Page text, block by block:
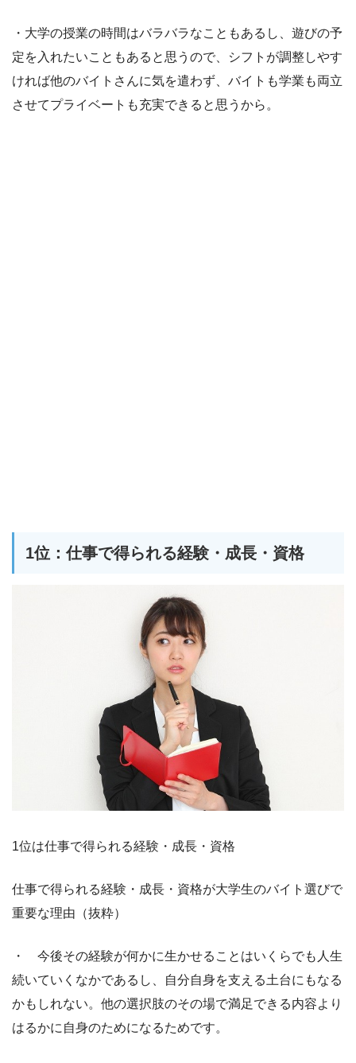
・大学の授業の時間はバラバラなこともあるし、遊びの予
定を入れたいこともあると思うので、シフトが調整しやす
ければ他のバイトさんに気を遣わず、バイトも学業も両立
させてプライベートも充実できると思うから。
1位：仕事で得られる経験・成長・資格
1位は仕事で得られる経験・成長・資格
仕事で得られる経験・成長・資格が大学生のバイト選びで
重要な理由（抜粋）
・ 今後その経験が何かに生かせることはいくらでも人生
続いていくなかであるし、自分自身を支える土台にもなる
かもしれない。他の選択肢のその場で満足できる内容より
はるかに自身のためになるためです。